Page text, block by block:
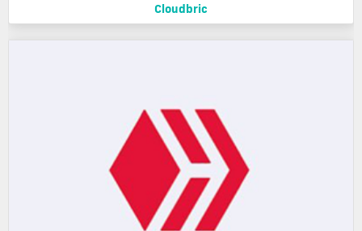
Cloudbric